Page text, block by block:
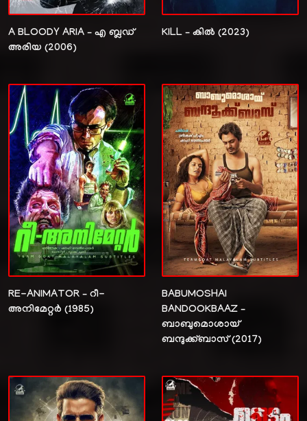
A BLOODY ARIA – എ ബ്ലഡ്‌
അരിയ (2006)
KILL – കിൽ (2023)
RE-ANIMATOR – റീ-
അനിമേറ്റർ (1985)
BABUMOSHAI
BANDOOKBAAZ –
ബാബുമൊശായ്
ബന്ദുക്ക്‌ബാസ് (2017)